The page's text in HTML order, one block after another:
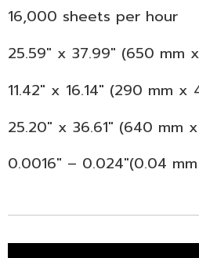
16,000 sheets per hour
25.59″ x 37.99″ (650 mm
11.42″ x 16.14″ (290 mm x
25.20″ x 36.61″ (640 mm
0.0016″ – 0.024″(0.04